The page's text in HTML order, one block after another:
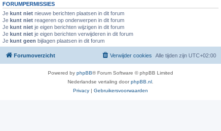
FORUMPERMISSIES
Je kunt niet nieuwe berichten plaatsen in dit forum
Je kunt niet reageren op onderwerpen in dit forum
Je kunt niet je eigen berichten wijzigen in dit forum
Je kunt niet je eigen berichten verwijderen in dit forum
Je kunt geen bijlagen plaatsen in dit forum
Forumoverzicht Alle tijden zijn UTC+02:00
Verwijder cookies
Powered by phpBB® Forum Software © phpBB Limited
Nederlandse vertaling doorphpBB.nl
Privacy | Gebruikersvoorwaarden